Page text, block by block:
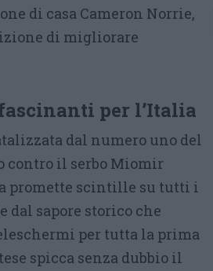
di casa Cameron Norrie,
di migliorare
per l’Italia
dal numero uno del
contro il serbo Miomir
promette scintille su tutti i
dal sapore storico che
per tutta la prima
spicca senza dubbio il